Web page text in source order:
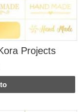
Projects